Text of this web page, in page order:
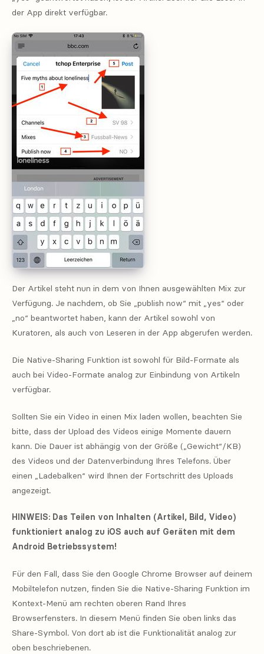
der App direkt verfügbar.
Der Artikel steht nun in dem von Ihnen ausgewählten Mix zur
Verfügung. Je nachdem, ob Sie „publish now“ mit „yes“ oder
„no“ beantwortet haben, kann der Artikel sowohl von
Kuratoren, als auch von Leseren in der App abgerufen werden.
Die Native-Sharing Funktion ist sowohl für Bild-Formate als
auch bei Video-Formate analog zur Einbindung von Artikeln
verfügbar.
Sollten Sie ein Video in einen Mix laden wollen, beachten Sie
bitte, dass der Upload des Videos einige Momente dauern
kann. Die Dauer ist abhängig von der Größe („Gewicht“/KB)
des Videos und der Datenverbindung Ihres Telefons. Über
einen „Ladebalken“ wird Ihnen der Fortschritt des Uploads
angezeigt.
HINWEIS: Das Teilen von Inhalten (Artikel, Bild, Video)
funktioniert analog zu iOS auch auf Geräten mit dem
Android Betriebssystem!
Für den Fall, dass Sie den Google Chrome Browser auf deinem
Mobiltelefon nutzen, finden Sie die Native-Sharing Funktion im
Kontext-Menü am rechten oberen Rand Ihres
Browserfensters. In diesem Menü finden Sie oben links das
Share-Symbol. Von dort ab ist die Funktionalität analog zur
oben beschriebenen.